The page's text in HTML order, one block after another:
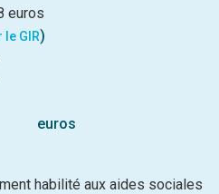
euros
le GIR)
euros
habilité aux aides sociales